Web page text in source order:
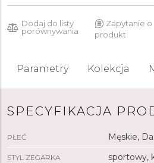
Dodaj do listy
porównywania
Zapytanie o
produkt
Parametry Kolekcja
SPECYFIKACJA
PŁEĆ Męskie,
STYL ZEGARKA sportowy,